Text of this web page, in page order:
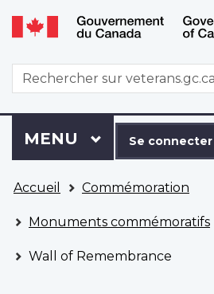
Aller
au
à
WxT
Search
form
connecter
à
Dossier
ACC
Se connecter
Menu
MENU PRINCIPAL
êtes
ici
Accueil Commémoration
Monuments commémoratifs
Wall of Remembrance